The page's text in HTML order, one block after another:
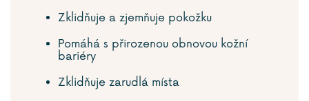
Zklidňuje a zjemňuje pokožku
Pomáhá s přirozenou obnovou kožní
bariéry
Zklidňuje zarudlá místa